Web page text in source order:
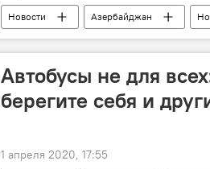
Новости Азербайджан
Коронавирус
карантин
Автобусы не для
берегите себя и
1 апреля 2020, 17:55